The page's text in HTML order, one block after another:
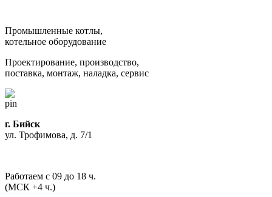
Промышленные котлы,
котельное оборудование
Проектирование, производство,
поставка, монтаж, наладка, сервис
г. Бийск
ул. Трофимова, д. 7/1
Работаем с 09 до 18 ч.
(МСК +4 ч.)